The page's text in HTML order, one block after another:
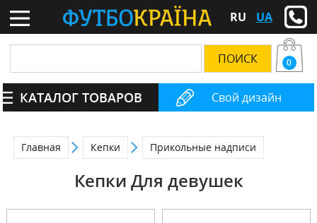
RU UA
Свой дизайн
0
КАТАЛОГ ТОВАРОВ
Главная Кепки Прикольные надписи
Кепки Для девушек